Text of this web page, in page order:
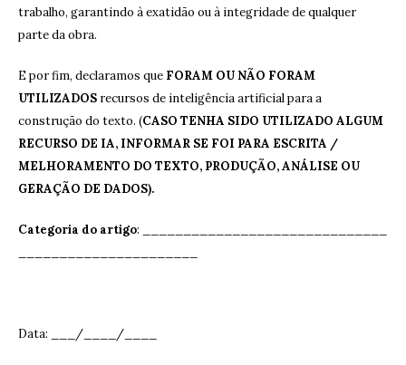
trabalho, garantindo à exatidão ou à integridade de qualquer
parte da obra.
E por fim, declaramos que FORAM OU NÃO FORAM
UTILIZADOS recursos de inteligência artificial para a
construção do texto. (CASO TENHA SIDO UTILIZADO ALGUM
RECURSO DE IA, INFORMAR SE FOI PARA ESCRITA /
MELHORAMENTO DO TEXTO, PRODUÇÃO, ANÁLISE OU
GERAÇÃO DE DADOS).
Categoria do artigo: ______________________________
Data: ___/____/____